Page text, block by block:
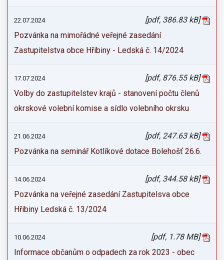
22.07.2024
[pdf, 386.83 kB]
Pozvánka na mimořádné veřejné zasedání
Zastupitelstva obce Hřibiny - Ledská č. 14/2024
17.07.2024
[pdf, 876.55 kB]
Volby do zastupitelstev krajů - stanovení počtu členů
okrskové volební komise a sídlo volebního okrsku
21.06.2024
[pdf, 247.63 kB]
Pozvánka na seminář Kotlíkové dotace Bolehošť 26.6.
14.06.2024
[pdf, 344.58 kB]
Pozvánka na veřejné zasedání Zastupitelsva obce
Hřibiny Ledská č. 13/2024
10.06.2024
[pdf, 1.78 MB]
Informace občanům o odpadech za rok 2023 - obec